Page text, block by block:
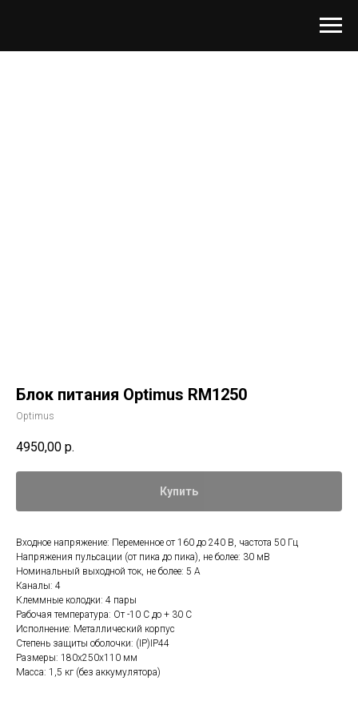
Блок питания Optimus RM1250
Optimus
4950,00 р.
Купить
Входное напряжение: Переменное от 160 до 240 В, частота 50 Гц
Напряжения пульсации (от пика до пика), не более: 30 мВ
Номинальный выходной ток, не более: 5 А
Каналы: 4
Клеммные колодки: 4 пары
Рабочая температура: От -10 С до + 30 С
Исполнение: Металлический корпус
Степень защиты оболочки: (IP)IP44
Размеры: 180х250х110 мм
Масса: 1,5 кг (без аккумулятора)